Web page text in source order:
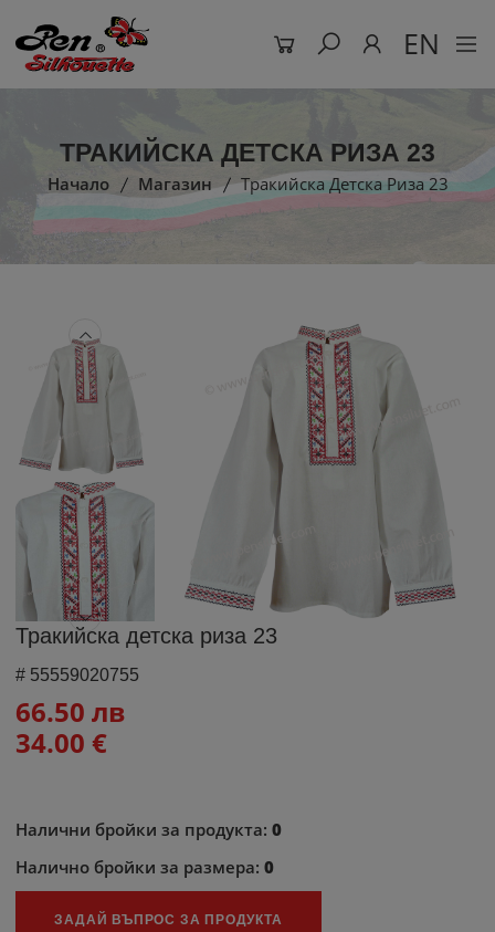
EN
ТРАКИЙСКА ДЕТСКА РИЗА 23
Начало Магазин Тракийска Детска Риза 23
Тракийска детска риза 23
# 55559020755
66.50 лв
34.00 €
Налични бройки за продукта:0
Налично бройки за размера:0
ЗАДАЙ ВЪПРОС ЗА ПРОДУКТА